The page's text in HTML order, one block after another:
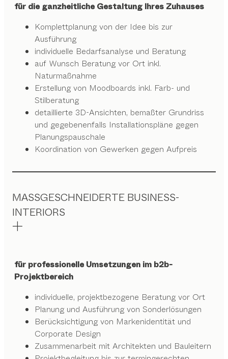
für die ganzheitliche Gestaltung Ihres Zuhauses
Komplettplanung von der Idee bis zur
Ausführung
individuelle Bedarfsanalyse und Beratung
auf Wunsch Beratung vor Ort inkl.
Naturmaßnahme
Erstellung von Moodboards inkl. Farb- und
Stilberatung
detaillierte 3D-Ansichten, bemaßter Grundriss
und gegebenenfalls Installationspläne gegen
Planungspauschale
Koordination von Gewerken gegen Aufpreis
MASSGESCHNEIDERTE BUSINESS-
INTERIORS
für professionelle Umsetzungen im b2b-
Projektbereich
individuelle, projektbezogene Beratung vor Ort
Planung und Ausführung von Sonderlösungen
Berücksichtigung von Markenidentität und
Corporate Design
Zusammenarbeit mit Architekten und Bauleitern